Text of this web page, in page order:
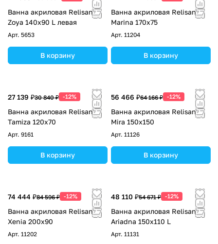
Ванна акриловая Relisan
Zoya 140х90 L левая
Арт. 5653
В корзину
Ванна акриловая Relisan
Marina 170х75
Арт. 11204
В корзину
27 139 ₽30 840 ₽ -12%
Ванна акриловая Relisan
Tamiza 120x70
Арт. 9161
В корзину
56 466 ₽64 166 ₽ -12%
Ванна акриловая Relisan
Mira 150х150
Арт. 11126
В корзину
74 444 ₽84 596 ₽ -12%
Ванна акриловая Relisan
Xenia 200х90
Арт. 11202
48 110 ₽54 671 ₽ -12%
Ванна акриловая Relisan
Ariadna 150х110 L
Арт. 11131